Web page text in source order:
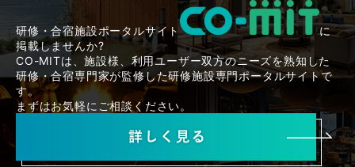
研修・合宿施設ポータルサイト
に
掲載しませんか?
CO-MITは、施設様、利用ユーザー双方のニーズを熟知した
研修・合宿専門家が監修した研修施設専門ポータルサイトで
す。
まずはお気軽にご相談ください。